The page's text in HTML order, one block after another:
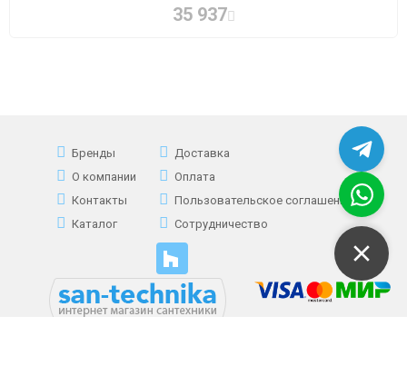
35 937
Бренды
О компании
Контакты
Каталог
Доставка
Оплата
Пользовательское соглашение
Сотрудничество